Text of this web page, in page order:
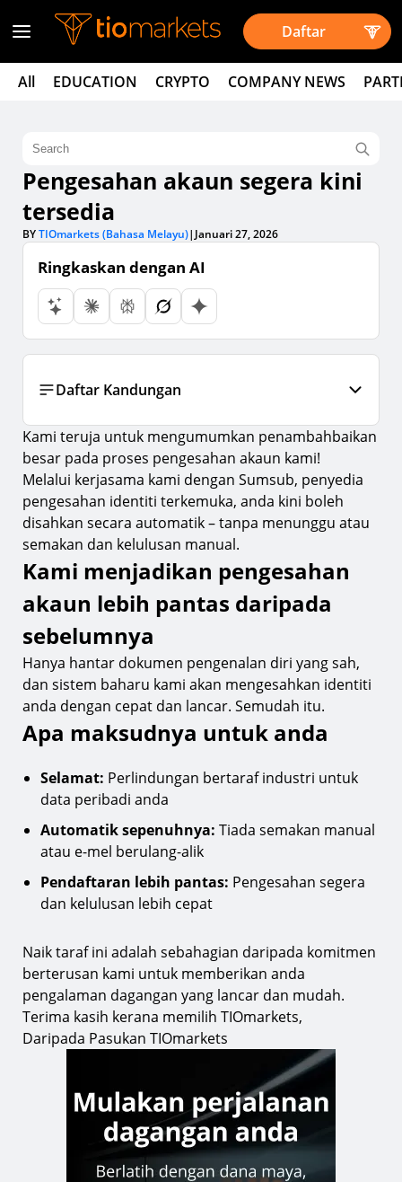
Daftar
All EDUCATION CRYPTO COMPANY NEWS
Pengesahan akaun segera kini
tersedia
BYTIOmarkets (Bahasa Melayu)| Januari 27, 2026
Ringkaskan dengan AI
Daftar Kandungan
Kami menjadikan pengesahan akaun lebih
pantas daripada sebelumnya
Apa maksudnya untuk anda
Kami teruja untuk mengumumkan penambahbaikan
besar pada proses pengesahan akaun kami!
Melalui kerjasama kami dengan Sumsub, penyedia
pengesahan identiti terkemuka, anda kini boleh
disahkan secara automatik – tanpa menunggu atau
semakan dan kelulusan manual.
Kami menjadikan pengesahan
akaun lebih pantas daripada
sebelumnya
Hanya hantar dokumen pengenalan diri yang sah,
dan sistem baharu kami akan mengesahkan identiti
anda dengan cepat dan lancar. Semudah itu.
Apa maksudnya untuk anda
Selamat: Perlindungan bertaraf industri untuk
data peribadi anda
Automatik sepenuhnya: Tiada semakan manual
atau e-mel berulang-alik
Pendaftaran lebih pantas: Pengesahan segera
dan kelulusan lebih cepat
Naik taraf ini adalah sebahagian daripada komitmen
berterusan kami untuk memberikan anda
pengalaman dagangan yang lancar dan mudah.
Terima kasih kerana memilih TIOmarkets,
Daripada Pasukan TIOmarkets